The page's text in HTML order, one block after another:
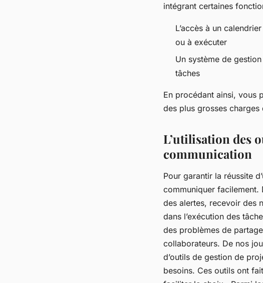
intégrant certaines
L’accès à un
ou à exécuter
Un système de
tâches
En procédant ainsi, vous
des plus grosses
L’utilisation des
communication
Pour garantir la réussite
communiquer
des alertes, recevoir des
dans l’exécution des
des problèmes de
collaborateurs. De nos
d’outils de gestion de
besoins. Ces outils ont